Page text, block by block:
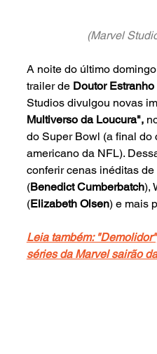
(Marvel
A noite do último
trailer de Doutor Estranho
Studios divulgou novas
Multiverso da Loucura",
do Super Bowl (a final do
americano da NFL).
conferir cenas inéditas
(Benedict Cumberbatch),
(Elizabeth Olsen) e mais
Leia também:
séries da Marvel sairão